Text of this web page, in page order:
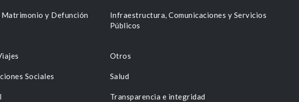
y Defunción
Infraestructura, Comunicaciones y Servicios
Públicos
Otros
Sociales Salud
Transparencia e integridad